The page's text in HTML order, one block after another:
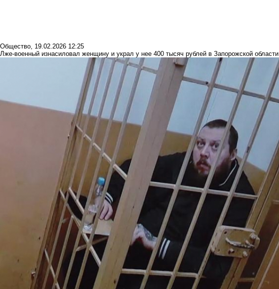
Общество, 19.02.2026 12:25
Лже-военный изнасиловал женщину и украл у нее 400 тысяч рублей в Запорожской области